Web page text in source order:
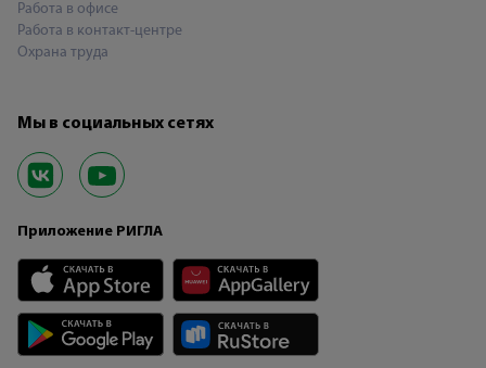
Работа в офисе
Работа в контакт-центре
Охрана труда
Мы в социальных сетях
Приложение РИГЛА